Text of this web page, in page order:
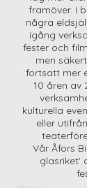
framöver. I
några
igång
fester och
men
fortsatt mer
10 åren av
kulturella
eller
Vår Åfors
glasriket'